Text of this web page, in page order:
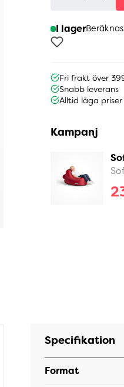
I lager
Fri frakt över
Snabb leverans
Alltid låga priser
Kampanj
Specifikation
Format